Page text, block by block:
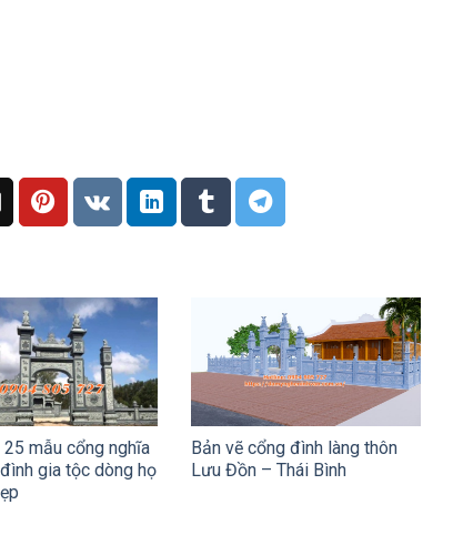
25 mẫu cổng nghĩa
gia tộc dòng họ
Bản vẽ cổng đình làng thôn
Lưu Đồn – Thái Bình